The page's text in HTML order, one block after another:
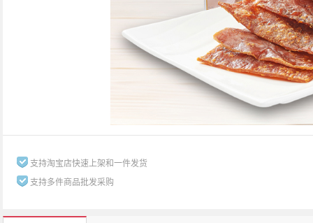
支持淘宝店快速上架和一件发货
支持多件商品批发采购